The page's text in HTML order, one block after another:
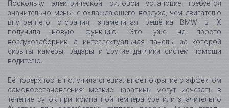
автомобиля.
Shy Tech: технологии, которые не кричат о себе
Одним из главных дизайнерских принципов BMW iX стал
подход Shy Tech - технологии, которые остаются почти
незаметными до тех пор, пока не понадобятся. Снаружи это
интегрированной в логотип BMW, заливной горловине
омывателя, спрятанной под эмблемой на капоте, и тонких
фарах, которые стали одними из самых узких среди серийных